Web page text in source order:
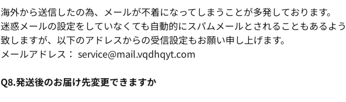
海外から送信したの為、メールが不着になってしまうことが多発しております。
迷惑メールの設定をしていなくても自動的にスパムメールとされることもあるよ
致しますが、以下のアドレスからの受信設定もお願い申し上げます。
メールアドレス： service@mail.vqdhqyt.com
Q8.発送後のお届け先変更できますか